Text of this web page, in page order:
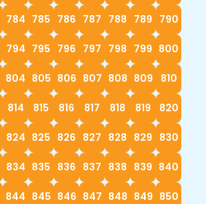
784 785 786 787 788 789 790
794 795 796 797 798 799 800
804 805 806 807 808 809 810
814 815 816 817 818 819 820
824 825 826 827 828 829 830
834 835 836 837 838 839 840
844 845 846 847 848 849 850